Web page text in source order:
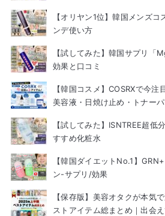
【オリヤン1位】韓国メンズ
ンデ使い方
【試してみた】韓国サプリ「
効果と口コミ
【韓国コスメ】COSRXで今
美容液・日焼け止め・トナー
【試してみた】ISNTREE超低
すすめ化粧水
【韓国ダイエットNo.1】
ン-サプリ/効果
【保存版】美容オタクが本気
ストアイテム総まとめ｜出会